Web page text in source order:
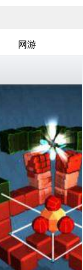
网游